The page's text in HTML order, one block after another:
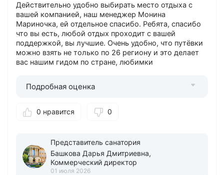
Действительно удобно выбирать место отдыха с
вашей компанией, наш менеджер Монина
Мариночка, ей отдельное спасибо. Ребята, спасибо
что вы есть, любой отдых проходит с вашей
поддержкой, вы лучшие. Очень удобно, что путёвки
можно взять не только по 26 региону и это делает
вас нашим гидом по стране, любимки
Подробная оценка
0 нравится 0
Представитель санатория
Башкова Дарья Дмитриевна,
Коммерческий директор
01 июля 2026